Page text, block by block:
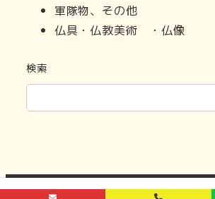
軍隊物、その他
仏具・仏教美術 ・仏像
検索
Ⓒ 2023 OKAKEN SHOJI